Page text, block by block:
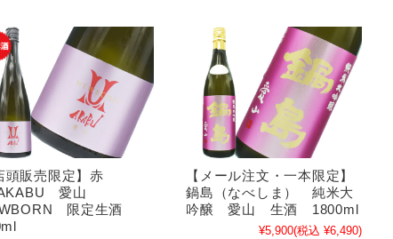
頭販売限定】赤
愛山
限定生酒
【メール注文・一本限定】
鍋島（なべしま） 純米大
吟醸 愛山 生酒 1800ml
¥5,900(税込 ¥6,490)